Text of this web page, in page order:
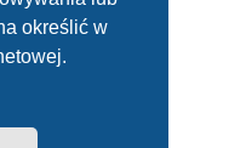
określić w